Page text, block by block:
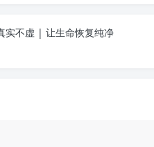
实不虚 | 让生命恢复纯净